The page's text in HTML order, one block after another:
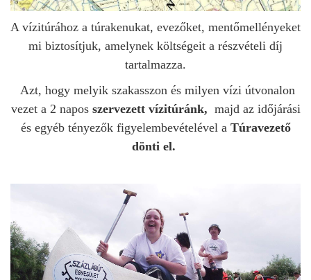
A vízitúrához a túrakenukat, evezőket, mentőmellényeket
mi biztosítjuk, amelynek költségeit a részvételi díj
tartalmazza.
Azt, hogy melyik szakasszon és milyen vízi útvonalon
vezet a 2 napos szervezett vízitúránk, majd az időjárási
és egyéb tényezők figyelembevételével a Túravezető
dönti el.